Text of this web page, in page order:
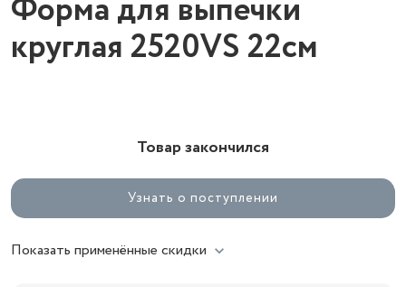
Форма для выпечки
круглая 2520VS 22см
Товар закончился
Узнать о поступлении
Показать применённые скидки